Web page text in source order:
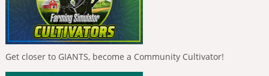
Get closer to GIANTS, become a Community Cultivator!